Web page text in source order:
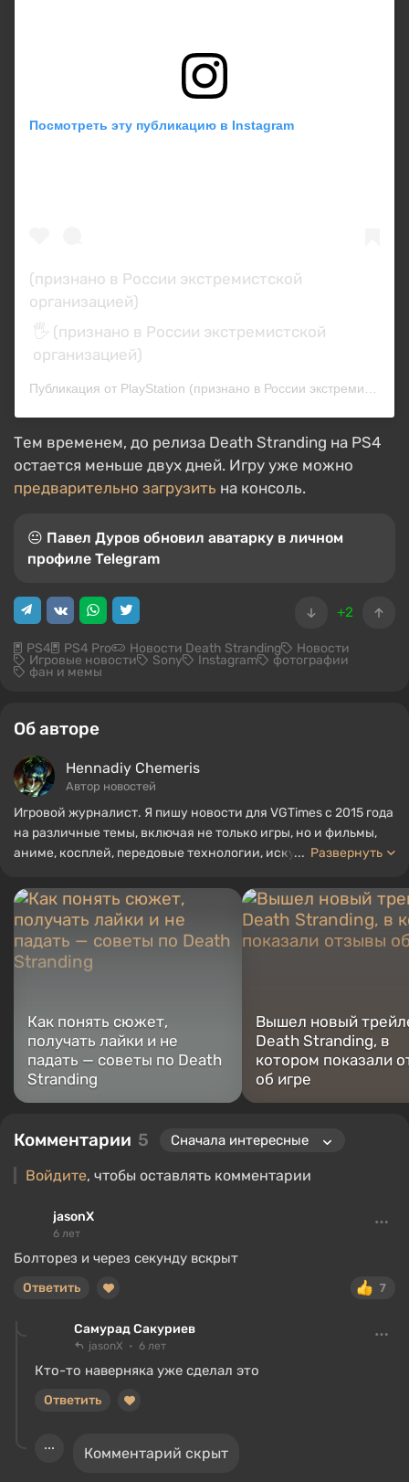
Посмотреть эту публикацию в Instagram
(признано в России экстремистской
организацией)
🖐️ (признано в России экстремистской
организацией)
Тем временем, до релиза Death Stranding на PS4
остается меньше двух дней. Игру уже можно
предварительно загрузить на консоль.
😐 Павел Дуров обновил аватарку в личном
профиле Telegram
+2
PS4 PS4 Pro Новости Death Stranding Новости
Игровые новости Sony Instagram фотографии
фан и мемы
Об авторе
Hennadiy Chemеris
Автор новостей
Игровой журналист. Я пишу новости для VGTimes с 2015 года
на различные темы, включая не только игры, но и фильмы,
аниме, косплей, передовые технологии, искусственный
нескольких обзоров, топов, компиляций и других статей,
связанных с видеоиграми. Я собираю различные игровые
сувениры, включая фигурки, постеры, старые консоли и
многое другое. У меня есть живой интерес к ретро-играм. Я
играю с начала 2000-х на PC и консолях.
... Развернуть
Как понять сюжет,
получать лайки и не
падать — советы по Death
Stranding
Вышел новый
Death Stranding, в
котором показали
об игре
Комментарии 5
Войдите, чтобы оставлять комментарии
jasonX
6 лет
Болторез и через секунду вскрыт
7
Ответить
Самурад Сакуриев
jasonX 6 лет
Кто-то наверняка уже сделал это
Ответить
Комментарий скрыт